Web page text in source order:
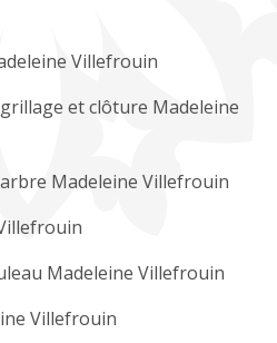
Villefrouin
et clôture Madeleine
Madeleine Villefrouin
Madeleine Villefrouin
Villefrouin